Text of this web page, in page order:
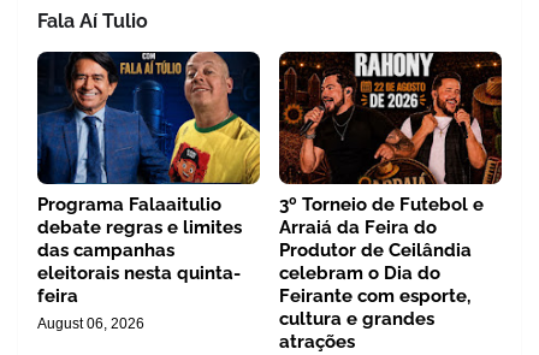
Fala Aí Tulio
Programa Falaaitulio
debate regras e limites
das campanhas
eleitorais nesta quinta-
feira
August 06, 2026
3º Torneio de Futebol e
Arraiá da Feira do
Produtor de Ceilândia
celebram o Dia do
Feirante com esporte,
cultura e grandes
atrações